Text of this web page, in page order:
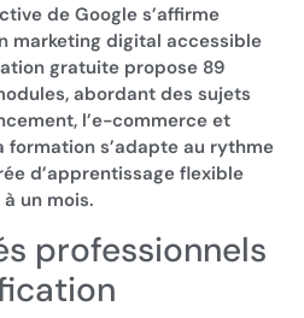
de Google s’affirme
marketing digital accessible
gratuite propose 89
abordant des sujets
l’e-commerce et
formation s’adapte au rythme
d’apprentissage flexible
un mois.
professionnels